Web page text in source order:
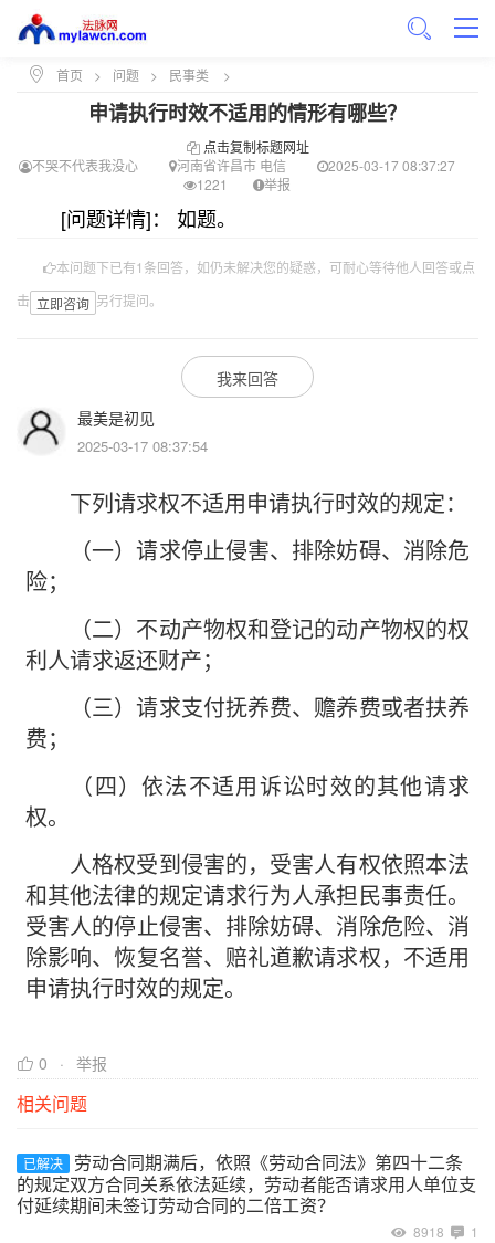
首页 > 问题 > 民事类 >
申请执行时效不适用的情形有哪些？
点击复制标题网址
不哭不代表我没心
河南省许昌市 电信
2025-03-17 08:37:27
1221
举报
[问题详情]： 如题。
本问题下已有1条回答，如仍未解决您的疑惑，可耐心等待他人回答或点
击 立即咨询 另行提问。
我来回答
最美是初见
2025-03-17 08:37:54
下列请求权不适用申请执行时效的规定：
（一）请求停止侵害、排除妨碍、消除危
险；
（二）不动产物权和登记的动产物权的权
利人请求返还财产；
（三）请求支付抚养费、赡养费或者扶养
费；
（四）依法不适用诉讼时效的其他请求
权。
人格权受到侵害的，受害人有权依照本法
和其他法律的规定请求行为人承担民事责任。
受害人的停止侵害、排除妨碍、消除危险、消
除影响、恢复名誉、赔礼道歉请求权，不适用
申请执行时效的规定。
0 举报
相关问题
已解决
劳动合同期满后，依照《劳动合同法》第四十二条
的规定双方合同关系依法延续，劳动者能否请求用人单位支
付延续期间未签订劳动合同的二倍工资？
8918 1